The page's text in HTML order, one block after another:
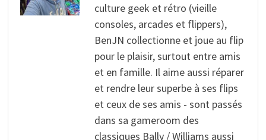
culture geek et rétro (vieille
consoles, arcades et flippers),
BenJN collectionne et joue au flip
pour le plaisir, surtout entre amis
et en famille. Il aime aussi réparer
et rendre leur superbe à ses flips
et ceux de ses amis - sont passés
dans sa gameroom des
classiques Bally / Williams aussi